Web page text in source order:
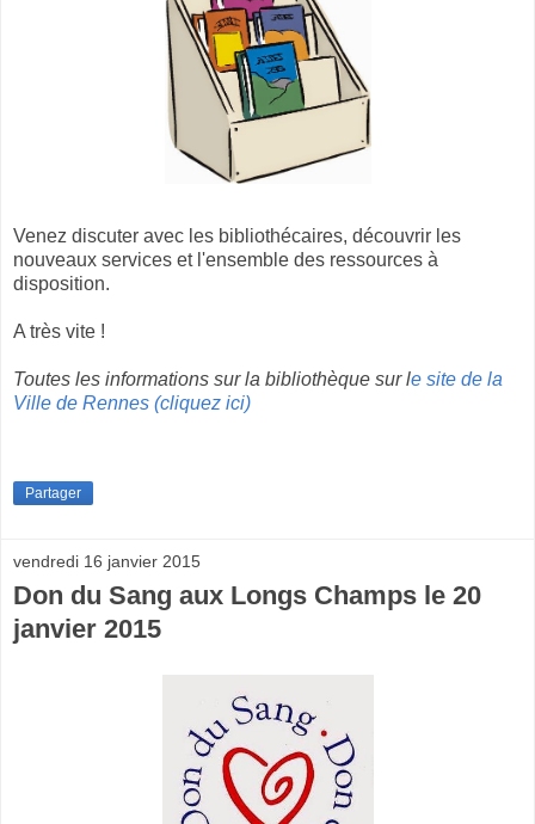
Venez discuter avec les bibliothécaires, découvrir les
nouveaux services et l'ensemble des ressources à
disposition.
A très vite !
Toutes les informations sur la bibliothèque sur le site de la
Ville de Rennes (cliquez ici)
Partager
vendredi 16 janvier 2015
Don du Sang aux Longs Champs le 20
janvier 2015